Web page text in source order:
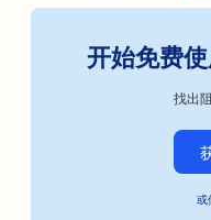
汽车企业搜索引擎优
保释债券服务的搜索
开始免费
找出
或